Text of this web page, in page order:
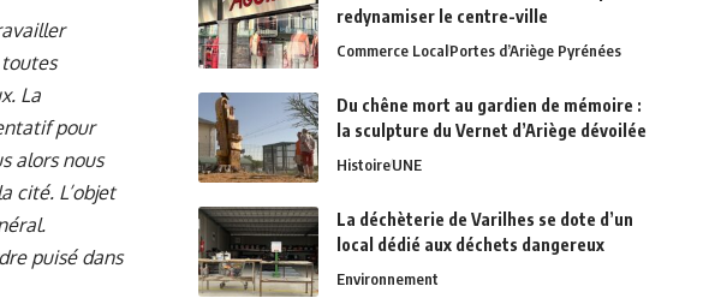
La
pour
alors nous
cité. L’objet
puisé dans
redynamiser le centre-ville
Commerce LocalPortes d’Ariège Pyrénées
Du chêne mort au gardien de mémoire :
la sculpture du Vernet d’Ariège dévoilée
HistoireUNE
La déchèterie de Varilhes se dote d’un
local dédié aux déchets dangereux
Environnement